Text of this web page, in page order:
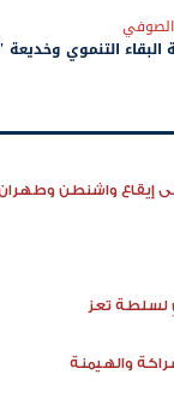
الصوفي
البقاء التنموي
إيقاع واشنطن
لسلطة تعز
والهيمنة